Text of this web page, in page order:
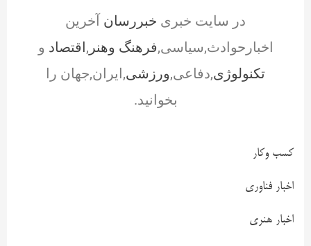
در سایت خبری خبررسان آخرین
اخبارحوادث,سیاسی,فرهنگ وهنر ,اقتصاد و
تکنولوژی,دفاعی,ورزشی,ایران,جهان را
بخوانید.
کسب وکار
اخبار فناوری
اخبار هنری